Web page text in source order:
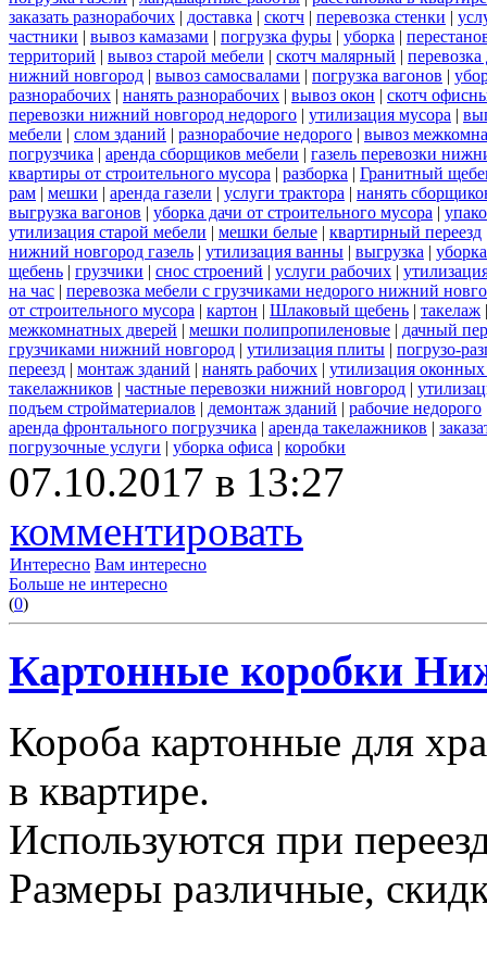
заказать разнорабочих | доставка | скотч | перевозка стенки |
частники | вывоз камазами | погрузка фуры | уборка |
территорий | вывоз старой мебели | скотч малярный |
нижний новгород | вывоз самосвалами | погрузка вагонов |
разнорабочих | нанять разнорабочих | вывоз окон | скотч
перевозки нижний новгород недорого | утилизация мусора |
мебели | слом зданий | разнорабочие недорого | вывоз
погрузчика | аренда сборщиков мебели | газель перевозки
квартиры от строительного мусора | разборка | Гранитный
рам | мешки | аренда газели | услуги трактора | нанять
выгрузка вагонов | уборка дачи от строительного мусора |
утилизация старой мебели | мешки белые | квартирный переезд
нижний новгород газель | утилизация ванны | выгрузка |
щебень | грузчики | снос строений | услуги рабочих |
на час | перевозка мебели с грузчиками недорого нижний
от строительного мусора | картон | Шлаковый щебень | такелаж
межкомнатных дверей | мешки полипропиленовые | дачный
грузчиками нижний новгород | утилизация плиты | погрузо-
переезд | монтаж зданий | нанять рабочих | утилизация
такелажников | частные перевозки нижний новгород |
подъем стройматериалов | демонтаж зданий | рабочие недорого
аренда фронтального погрузчика | аренда такелажников |
погрузочные услуги | уборка офиса | коробки
07.10.2017 в 13:27
комментировать
Интересно Вам интересно
Больше не интересно
(0)
Картонные коробки
Короба картонные для
в квартире.
Используются при
Размеры различные,